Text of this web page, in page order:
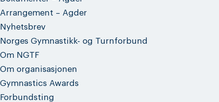
Arrangement – Agder
Nyhetsbrev
Norges Gymnastikk- og Turnforbund
Om NGTF
Om organisasjonen
Gymnastics Awards
Forbundsting